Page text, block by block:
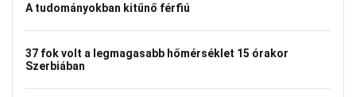
A tudományokban kitűnő férfiú
37 fok volt a legmagasabb hőmérséklet 15 órakor
Szerbiában